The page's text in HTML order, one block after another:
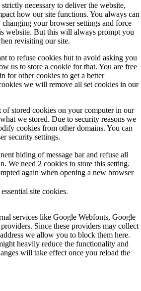
strictly necessary to deliver the website,
how our site functions. You always can
your browser settings and force
website. But this will always prompt you
revisiting our site.
to refuse cookies but to avoid asking you
us to store a cookie for that. You are free
for other cookies to get a better
we will remove all set cookies in our
stored cookies on your computer in our
we stored. Due to security reasons we
cookies from other domains. You can
security settings.
hiding of message bar and refuse all
We need 2 cookies to store this setting.
again when opening a new browser
site cookies.
services like Google Webfonts, Google
Since these providers may collect
we allow you to block them here.
heavily reduce the functionality and
will take effect once you reload the